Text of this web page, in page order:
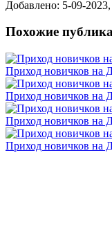
Добавлено: 5-09-2023,
Похожие
Приход новичков на
Приход новичков на
Приход новичков на
Приход новичков на